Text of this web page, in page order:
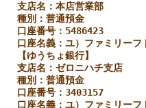
支店名：本店営業部
種別：普通預金
口座番号：5486423
口座名義：ユ）ファミリーフ
【ゆうちょ銀行】
支店名：ゼロニハチ支店
種別：普通預金
口座番号：3403157
口座名義：ユ）ファミリーフ